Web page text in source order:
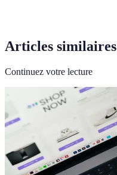
Articles similaires
Continuez votre lecture